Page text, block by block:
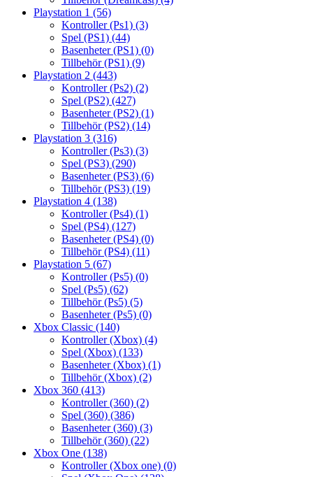
Playstation 1 (56)
Kontroller (Ps1) (3)
Spel (PS1) (44)
Basenheter (PS1) (0)
Tillbehör (PS1) (9)
Playstation 2 (443)
Kontroller (Ps2) (2)
Spel (PS2) (427)
Basenheter (PS2) (1)
Tillbehör (PS2) (14)
Playstation 3 (316)
Kontroller (Ps3) (3)
Spel (PS3) (290)
Basenheter (PS3) (6)
Tillbehör (PS3) (19)
Playstation 4 (138)
Kontroller (Ps4) (1)
Spel (PS4) (127)
Basenheter (PS4) (0)
Tillbehör (PS4) (11)
Playstation 5 (67)
Kontroller (Ps5) (0)
Spel (Ps5) (62)
Tillbehör (Ps5) (5)
Basenheter (Ps5) (0)
Xbox Classic (140)
Kontroller (Xbox) (4)
Spel (Xbox) (133)
Basenheter (Xbox) (1)
Tillbehör (Xbox) (2)
Xbox 360 (413)
Kontroller (360) (2)
Spel (360) (386)
Basenheter (360) (3)
Tillbehör (360) (22)
Xbox One (138)
Kontroller (Xbox one) (0)